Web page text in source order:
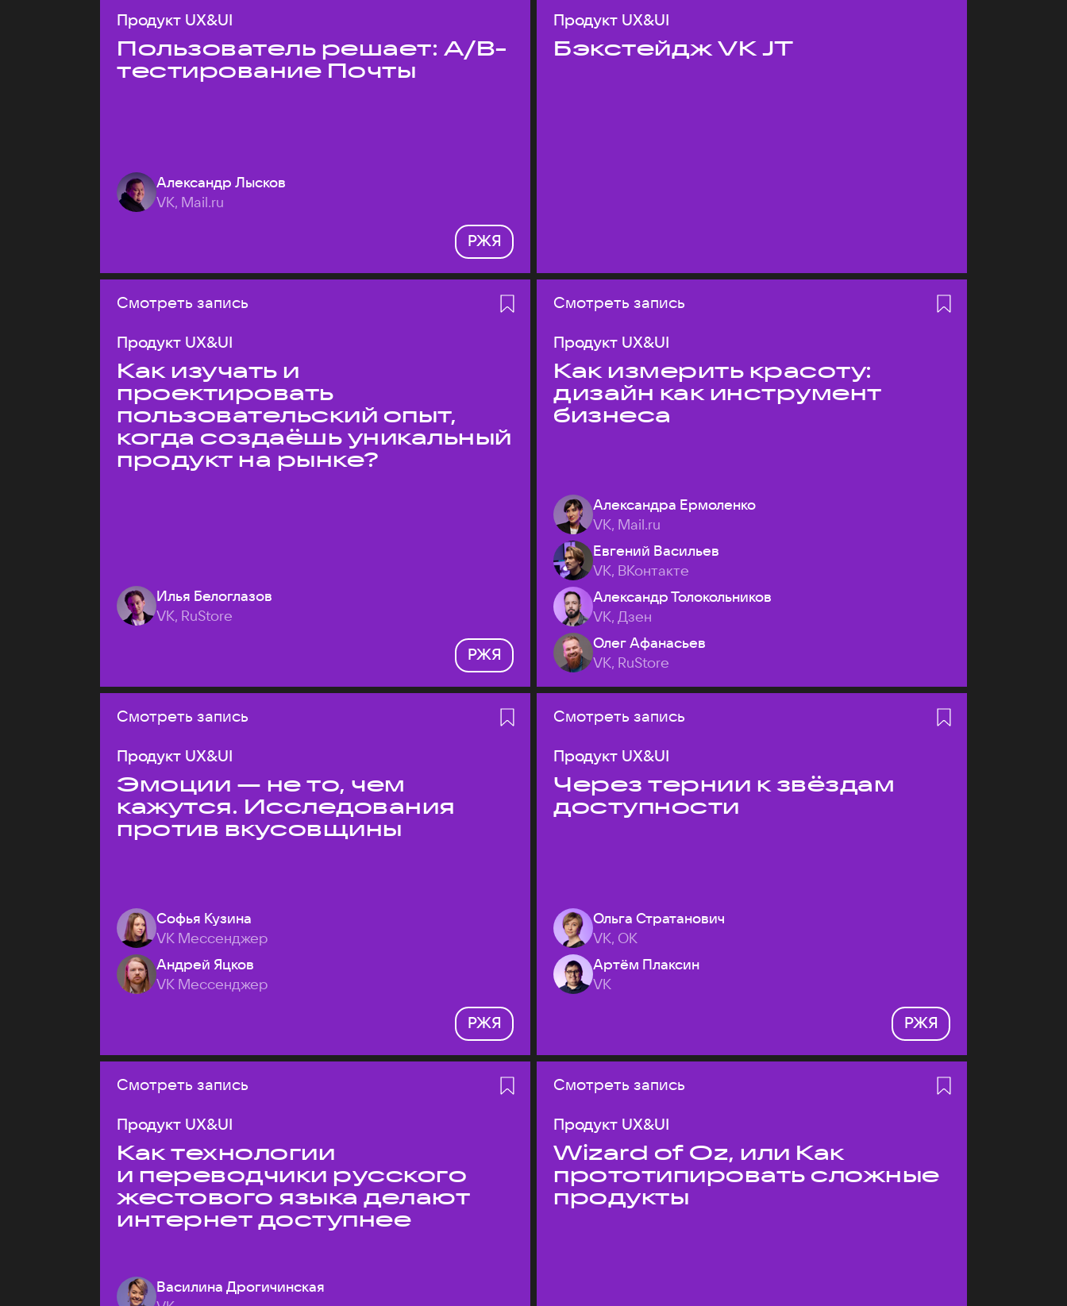
Продукт UX&UI
Пользователь решает: A/B-
тестирование Почты
Александр Лысков
VK, Mail.ru
РЖЯ
Продукт UX&UI
Бэкстейдж VK JT
Смотреть запись
Продукт UX&UI
Как изучать и
проектировать
пользовательский опыт,
когда создаёшь уникальный
продукт на рынке?
Илья Белоглазов
VK, RuStore
РЖЯ
Смотреть запись
Продукт UX&UI
Как измерить красоту:
дизайн как инструмент
бизнеса
Александра Ермоленко
VK, Mail.ru
Евгений Васильев
VK, ВКонтакте
Александр Толокольников
VK, Дзен
Олег Афанасьев
VK, RuStore
Смотреть запись
Продукт UX&UI
Эмоции — не то, чем
кажутся. Исследования
против вкусовщины
Софья Кузина
VK Мессенджер
Андрей Яцков
VK Мессенджер
РЖЯ
Смотреть запись
Продукт UX&UI
Через тернии к звёздам
доступности
Ольга Стратанович
VK, ОК
Артём Плаксин
VK
РЖЯ
Смотреть запись
Продукт UX&UI
Как технологии
и переводчики русского
жестового языка делают
интернет доступнее
Василина Дрогичинская
Смотреть запись
Продукт UX&UI
Wizard of Oz, или Как
прототипировать сложные
продукты